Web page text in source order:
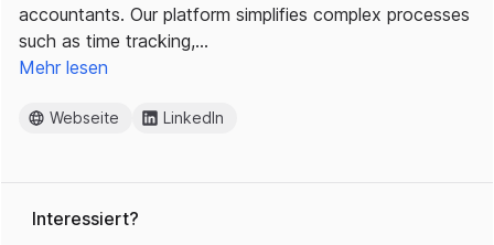
accountants. Our platform simplifies complex processes
such as time tracking,…
Mehr lesen
Webseite LinkedIn
Interessiert?